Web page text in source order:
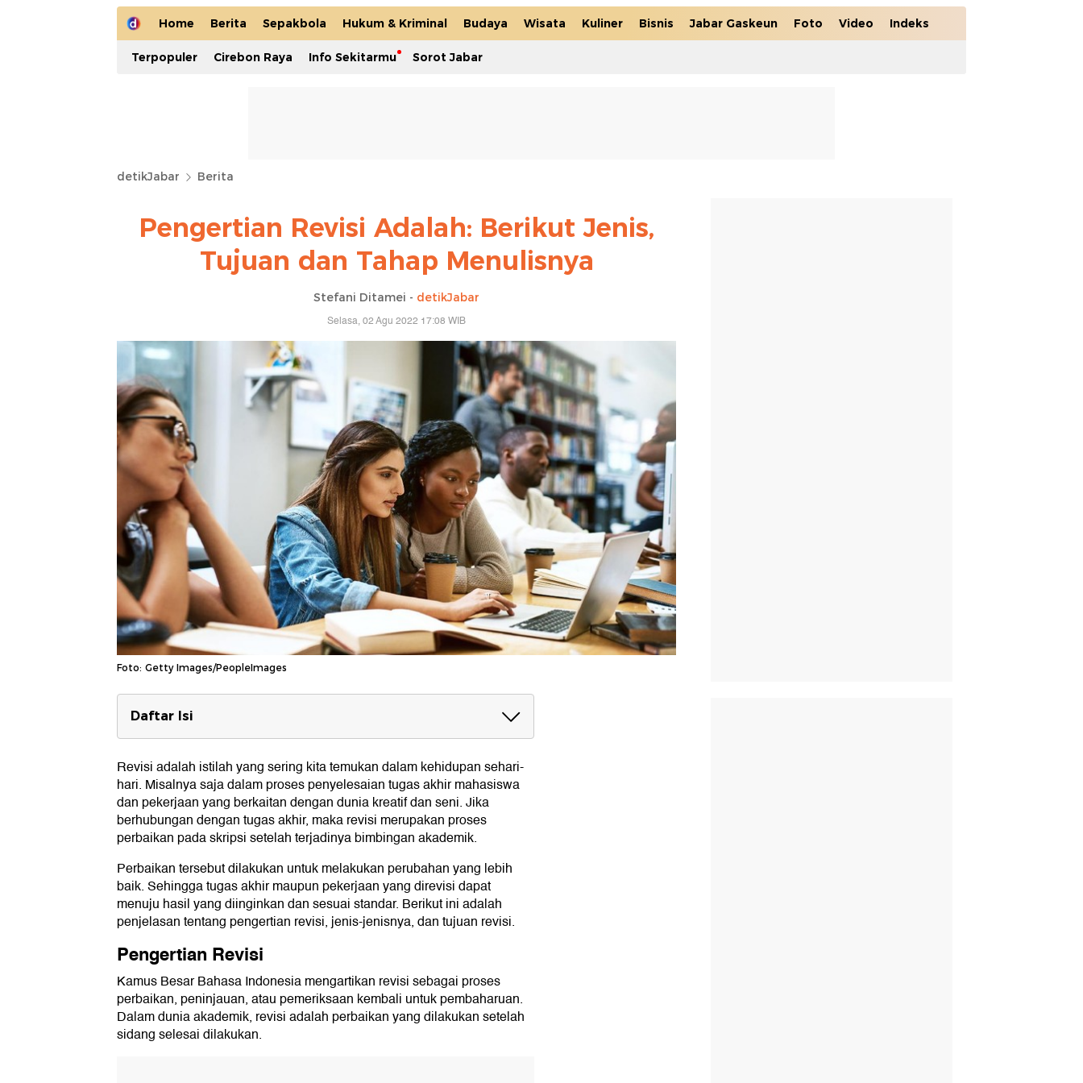
Home Berita Sepakbola Hukum & Kriminal Budaya Wisata Kuliner Bisnis Jabar Gaskeun Foto Video Indeks
Terpopuler Cirebon Raya Info Sekitarmu Sorot Jabar
detikJabar Berita
Pengertian Revisi Adalah: Berikut Jenis,
Tujuan dan Tahap Menulisnya
Stefani Ditamei - detikJabar
Selasa, 02 Agu 2022 17:08 WIB
Foto: Getty Images/PeopleImages
Daftar Isi
Pengertian Revisi
Jenis-jenis Revisi
Revisi Teknis
Revisi Non-teknis
Revisi Ulang
Tujuan Revisi
Tahap-tahap Menulis
Perbedaan Istilah Revisi dan Evaluasi
Evaluasi
Revisi
Revisi adalah istilah yang sering kita temukan dalam kehidupan sehari-
hari. Misalnya saja dalam proses penyelesaian tugas akhir mahasiswa
dan pekerjaan yang berkaitan dengan dunia kreatif dan seni. Jika
berhubungan dengan tugas akhir, maka revisi merupakan proses
perbaikan pada skripsi setelah terjadinya bimbingan akademik.
Perbaikan tersebut dilakukan untuk melakukan perubahan yang lebih
baik. Sehingga tugas akhir maupun pekerjaan yang direvisi dapat
menuju hasil yang diinginkan dan sesuai standar. Berikut ini adalah
penjelasan tentang pengertian revisi, jenis-jenisnya, dan tujuan revisi.
Pengertian Revisi
Kamus Besar Bahasa Indonesia mengartikan revisi sebagai proses
perbaikan, peninjauan, atau pemeriksaan kembali untuk pembaharuan.
Dalam dunia akademik, revisi adalah perbaikan yang dilakukan setelah
sidang selesai dilakukan.